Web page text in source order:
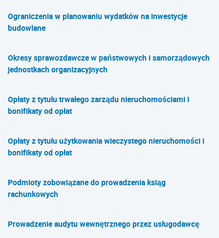
Ograniczenia w planowaniu wydatków na inwestycje
budowlane
Okresy sprawozdawcze w państwowych i samorządowych
jednostkach organizacyjnych
Opłaty z tytułu trwałego zarządu nieruchomościami i
bonifikaty od opłat
Opłaty z tytułu użytkowania wieczystego nieruchomości i
bonifikaty od opłat
Podmioty zobowiązane do prowadzenia ksiąg
rachunkowych
Prowadzenie audytu wewnętrznego przez usługodawcę